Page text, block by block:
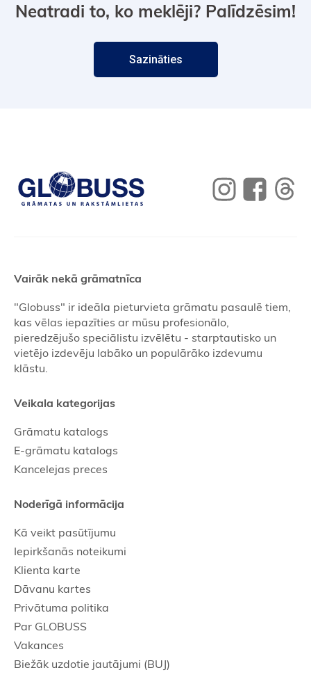
Neatradi to, ko meklēji? Palīdzēsim!
Sazināties
Vairāk nekā grāmatnīca
"Globuss" ir ideāla pieturvieta grāmatu pasaulē tiem,
kas vēlas iepazīties ar mūsu profesionālo,
pieredzējušo speciālistu izvēlētu - starptautisko un
vietējo izdevēju labāko un populārāko izdevumu
klāstu.
Veikala kategorijas
Grāmatu katalogs
E-grāmatu katalogs
Kancelejas preces
Noderīgā informācija
Kā veikt pasūtījumu
Iepirkšanās noteikumi
Klienta karte
Dāvanu kartes
Privātuma politika
Par GLOBUSS
Vakances
Biežāk uzdotie jautājumi (BUJ)